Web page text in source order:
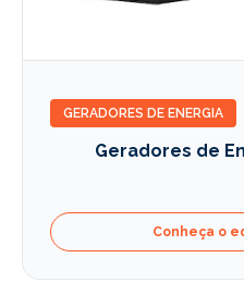
GERADORES DE ENERGIA
Geradores de
Conheça o